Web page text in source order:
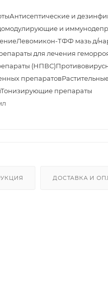
Антисептические и
и
Левомикон-ТФФ мазь д/
для лечения
(НПВС)
препаратов
Тонизирующие препараты
ДОСТАВКА И